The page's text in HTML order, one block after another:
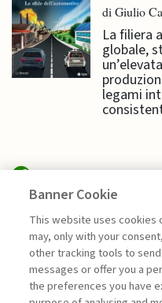
di Giulio
La filiera
globale,
legami
SPECIAL
NUOVI
di
Banner Cookie
This website uses cookies
may, only with your
other tracking tools to
messages or offer you a
the preferences you have